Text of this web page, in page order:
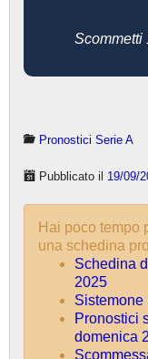
Scommetti
Pronostici Serie A
Pubblicato il 19/09/
Hai poco tempo
una schedina
Schedina
2025
Sistemone
Pronostici
domenica